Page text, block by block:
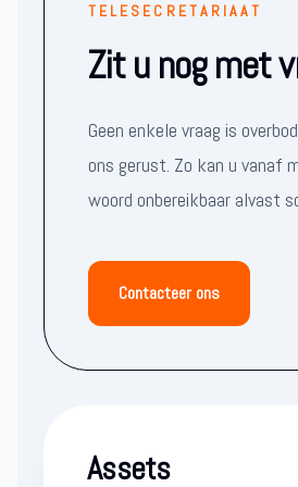
TELESECRETARIAAT
Zit u nog met
Geen enkele vraag is
ons gerust. Zo kan u vanaf
woord onbereikbaar alvast
Contacteer ons
Assets